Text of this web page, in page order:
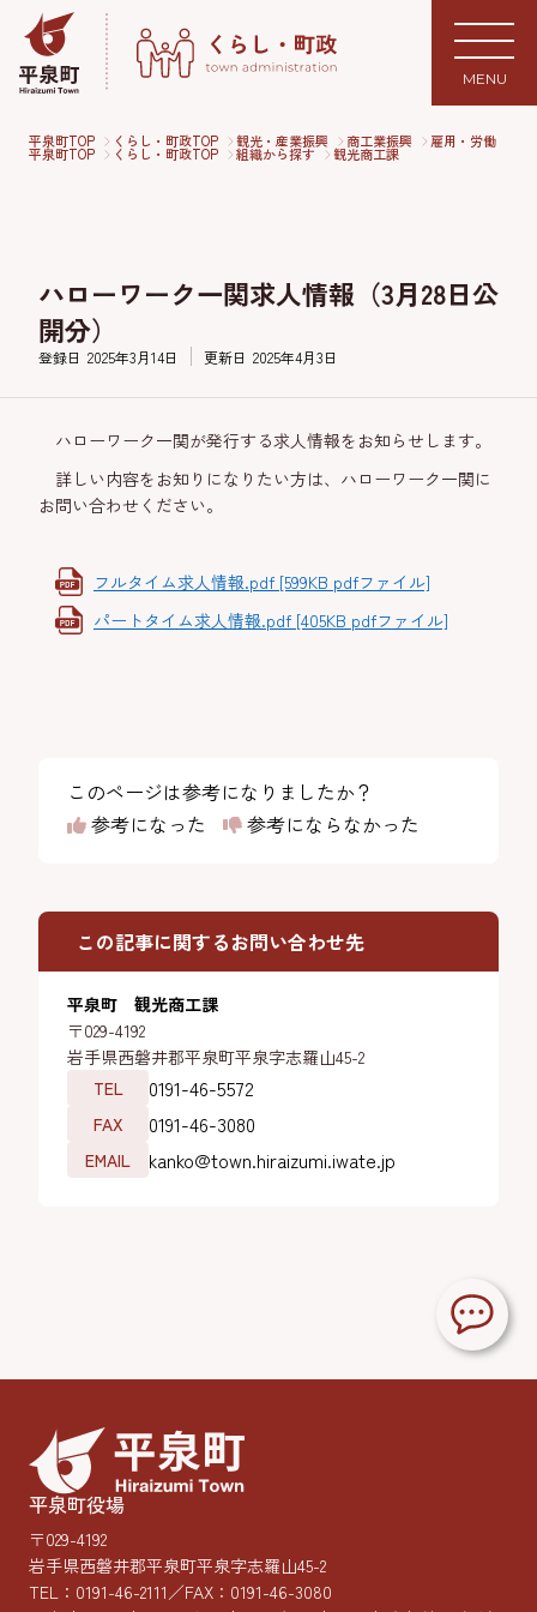
MENU
平泉町TOP くらし・町政TOP 観光・産業振興 商工業振興 雇用・労働
平泉町TOP くらし・町政TOP 組織から探す 観光商工課
ハローワーク一関求人情報（3月28日公
開分）
登録日 2025年3月14日 更新日 2025年4月3日
ハローワーク一関が発行する求人情報をお知らせします。
詳しい内容をお知りになりたい方は、ハローワーク一関に
お問い合わせください。
フルタイム求人情報.pdf [599KB pdfファイル]
パートタイム求人情報.pdf [405KB pdfファイル]
このページは参考になりましたか？
参考になった
参考にならなかった
この記事に関するお問い合わせ先
平泉町 観光商工課
〒029-4192
岩手県西磐井郡平泉町平泉字志羅山45-2
TEL
0191-46-5572
FAX 0191-46-3080
EMAIL kanko@town.hiraizumi.iwate.jp
平泉町役場
〒029-4192
岩手県西磐井郡平泉町平泉字志羅山45-2
TEL： 0191-46-2111／FAX：0191-46-3080